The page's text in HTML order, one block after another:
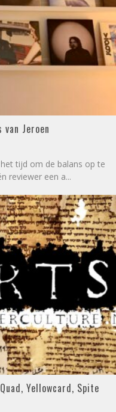
Jeroen
tijd om de balans op te
reviewer een a...
Yellowcard, Spite